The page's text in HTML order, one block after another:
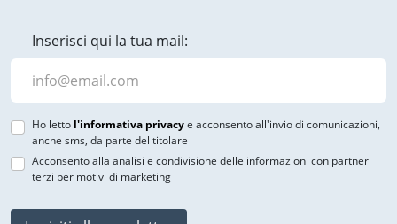
Inserisci qui la tua mail:
Ho letto l'informativa privacye acconsento all'invio di comunicazioni,
anche sms, da parte del titolare
Acconsento alla analisi e condivisione delle informazioni con partner
terzi per motivi di marketing